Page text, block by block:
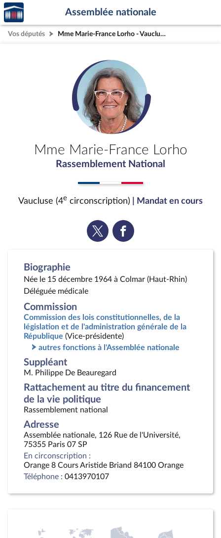
Aller au contenu
Aller en bas de la page
Accèder
à la
page
d'accueil
Assemblée nationale
Vos députés Mme Marie-France Lorho - Vaucluse (4e circonscription)
Mme Marie-France Lorho
Rassemblement National
Vaucluse (4e circonscription) | Mandat en cours
Voir
la
Voir
la
Biographie
Née le 15 décembre 1964 à Colmar (Haut-Rhin)
Déléguée médicale
Commission
Commission des lois constitutionnelles, de la
législation et de l'administration générale de la
République (Vice-présidente)
autres fonctions à l'Assemblée nationale
Suppléant
M. Philippe De Beauregard
Rattachement au titre du financement
de la vie politique
Rassemblement national
Adresse
Assemblée nationale, 126 Rue de l'Université,
75355 Paris 07 SP
En circonscription :
Orange 8 Cours Aristide Briand 84100 Orange
Téléphone : 0413970107